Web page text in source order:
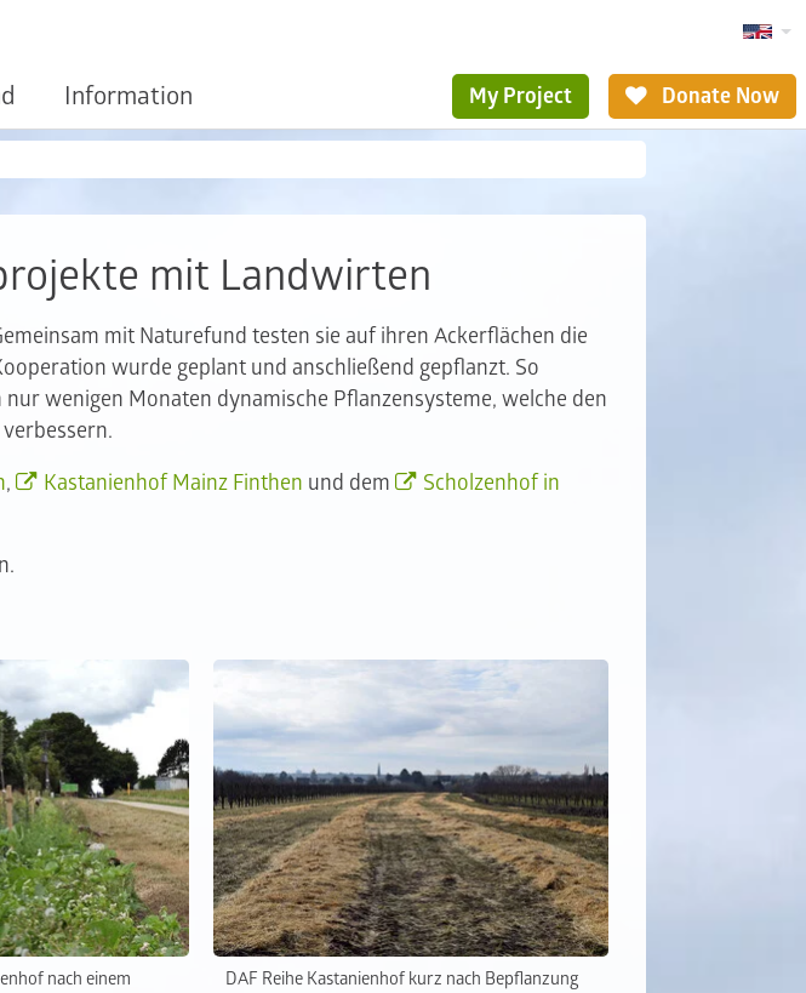
Information My Project Donate Now
mit Landwirten
mit Naturefund testen sie auf ihren Ackerflächen die
wurde geplant und anschließend gepflanzt. So
wenigen Monaten dynamische Pflanzensysteme, welche den
, Kastanienhof Mainz Finthen und dem
Scholzenhof in
nach einem
DAF Reihe Kastanienhof kurz nach Bepflanzung